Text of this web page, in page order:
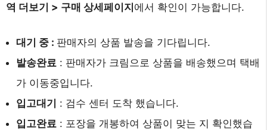
역 더보기 > 구매 상세페이지에서 확인이 가능합니다.
대기 중 : 판매자의 상품 발송을 기다립니다.
발송완료 : 판매자가 크림으로 상품을 배송했으며 택배
가 이동중입니다.
입고대기
: 검수 센터 도착 했습니다.
입고완료 : 포장을 개봉하여 상품이 맞는 지 확인했습